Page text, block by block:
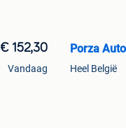
€ 152,30
Vandaag
Porza
Heel België